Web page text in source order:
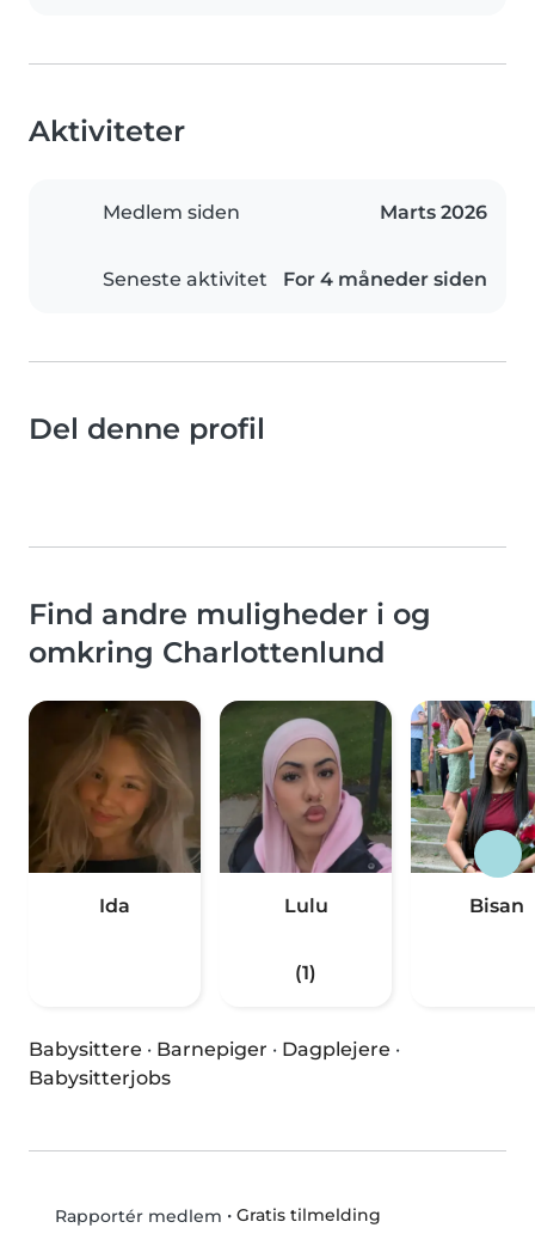
Aktiviteter
Medlem siden Marts 2026
Seneste aktivitet For 4 måneder siden
Del denne profil
Find andre muligheder i og
omkring Charlottenlund
Ida Lulu
(1)
Bisan
Babysittere · Barnepiger · Dagplejere ·
Babysitterjobs
Rapportér medlem • Gratis tilmelding